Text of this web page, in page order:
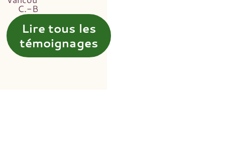
C.-B.
Lire tous les
témoignages